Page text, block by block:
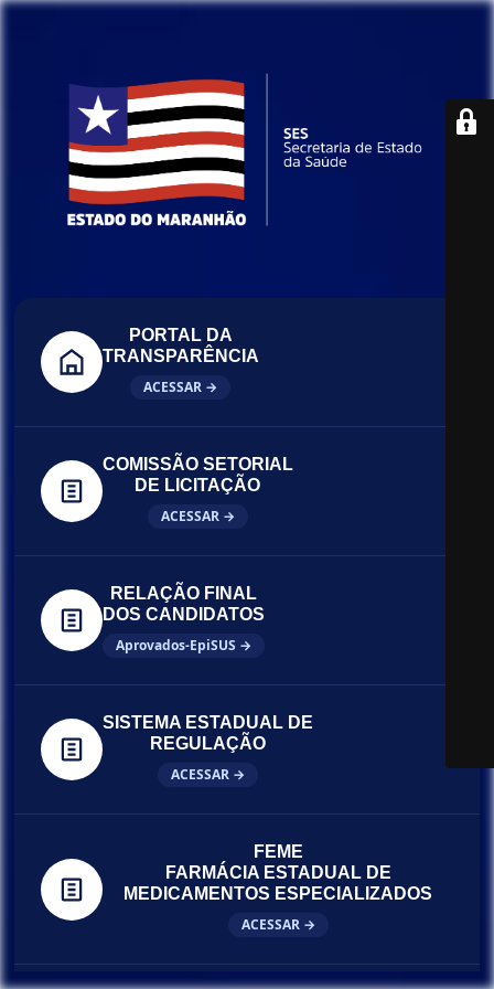
PORTAL DA
TRANSPARÊNCIA
ACESSAR →
COMISSÃO SETORIAL
DE LICITAÇÃO
ACESSAR →
RELAÇÃO FINAL
DOS CANDIDATOS
Aprovados-EpiSUS →
SISTEMA ESTADUAL DE
REGULAÇÃO
ACESSAR →
FEME
FARMÁCIA ESTADUAL DE
MEDICAMENTOS ESPECIALIZADOS
ACESSAR →